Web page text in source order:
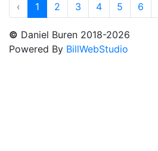
‹ 1 2 3 4 5 6
© Daniel Buren 2018-2026
Powered By BillWebStudio